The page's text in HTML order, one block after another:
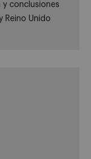
conclusiones
Reino Unido